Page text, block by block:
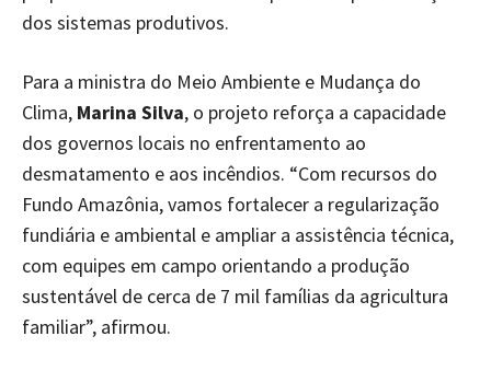
dos sistemas produtivos.
Para a ministra do Meio Ambiente e Mudança do
Clima, Marina Silva, o projeto reforça a capacidade
dos governos locais no enfrentamento ao
desmatamento e aos incêndios. “Com recursos do
Fundo Amazônia, vamos fortalecer a regularização
fundiária e ambiental e ampliar a assistência técnica,
com equipes em campo orientando a produção
sustentável de cerca de 7 mil famílias da agricultura
familiar”, afirmou.